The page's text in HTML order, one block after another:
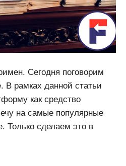
Сегодня поговорим
В рамках данной статьи
как средство
на самые популярные
Только сделаем это в